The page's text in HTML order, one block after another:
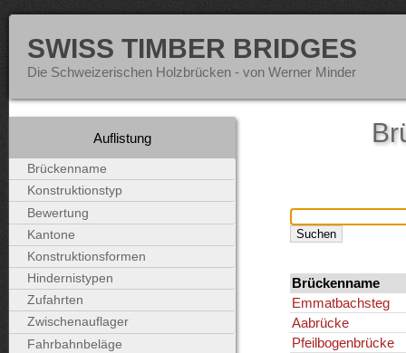
SWISS TIMBER BRIDGES
Die Schweizerischen Holzbrücken - von Werner Minder
Brückenname
Emmatbachsteg
Aabrücke
Pfeilbogenbrücke
Auflistung
Brückenname
Konstruktionstyp
Bewertung
Kantone
Konstruktionsformen
Hindernistypen
Zufahrten
Zwischenauflager
Fahrbahnbeläge